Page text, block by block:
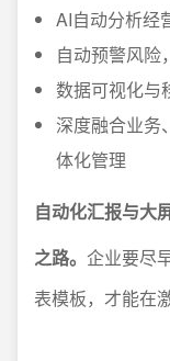
AI自动分析经
自动预警风险
数据可视化与
深度融合业务
体化管理
自动化汇报与大
之路。 企业要尽
表模板，才能在